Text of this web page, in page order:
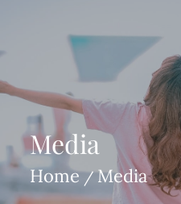
Media
Home Media